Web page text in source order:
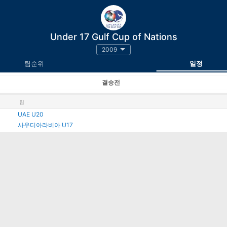
Under 17 Gulf Cup of Nations
2009
팀순위 일정
결승전
팀
UAE U20
사우디아라비아 U17